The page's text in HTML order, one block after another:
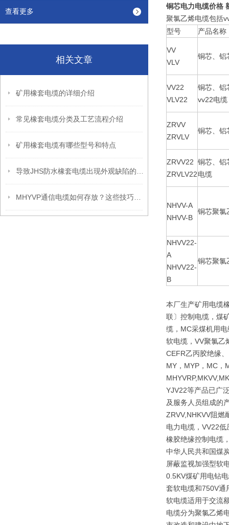
查看更多
相关文章
矿用橡套电缆的详细介绍
常见橡套电缆分类及工艺流程介绍
矿用橡套电缆有哪些型号和特点
铜芯电力电缆价格
聚氯乙烯电缆包括
型号
产品名称
VV
VLV
铜芯、铝
VV22
VLV22
铜芯、铝
vv22电缆
ZRVV
ZRVLV
铜芯、铝
ZRVV22
ZRVLV22
铜芯、铝
电缆
NHVV-A
NHVV-B
铜芯聚氯
NHVV22-
A
NHVV22-
B
铜芯聚氯
本厂生产矿用电缆
联〕控制电缆，煤
缆，MC采煤机用
软电缆，VV聚氯乙
CEFR乙丙胶绝缘
MY，MYP，MC，
YJV22等产品已广
及服务人员组成的
ZRVV,NHKVV阻燃
电力电缆，VV22
橡胶绝缘控制电缆
中华人民共和国煤
屏蔽监视加强型软
0.5KV煤矿用电钻
套软电缆和750V通
软电缆适用于交流
电缆分为聚氯乙烯